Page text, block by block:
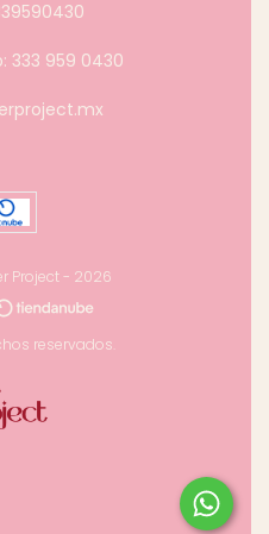
333 959 0430
Project - 2026
reservados.